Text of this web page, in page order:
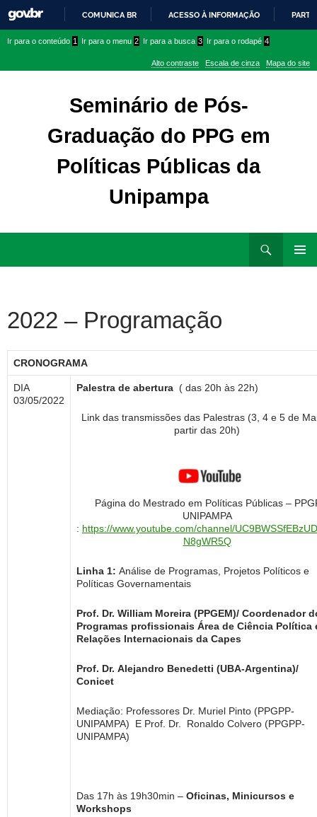
PARA
CONTEÚDO
COMUNICA BR ACESSO À INFORMAÇÃO
conteúdo
menu
Ir para o conteúdo 1 Ir para o menu 2 Ir para a busca 3 Ir para o rodapé 4
Alto contraste Escala de cinza Mapa do site
Seminário de Pós-
Graduação do PPG em
Políticas Públicas da
Unipampa
2022 – Programação
CRONOGRAMA
DIA
03/05/2022
Palestra de abertura ( das 20h às 22h)
Link das transmissões das Palestras (3, 4 e 5 de
partir das 20h)
Página do Mestrado em Políticas Públicas –
UNIPAMPA
: https://www.youtube.com/channel/
N8gWR5Q
Linha 1: Análise de Programas, Projetos Políticos e
Políticas Governamentais
Prof. Dr. William Moreira (PPGEM)/ Coordenador
Programas profissionais Área de Ciência Política
Relações Internacionais da Capes
Prof. Dr. Alejandro Benedetti (UBA-Argentina)/
Conicet
Mediação: Professores Dr. Muriel Pinto (PPGPP-
UNIPAMPA) E Prof. Dr. Ronaldo Colvero (PPGPP-
UNIPAMPA)
Das 17h às 19h30min – Oficinas, Minicursos e
Workshops